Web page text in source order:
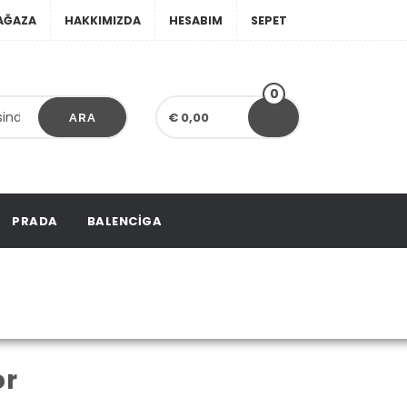
HAKKIMIZDA HESABIM SEPET
ARA € 0,00
0
PRADA BALENCIGA